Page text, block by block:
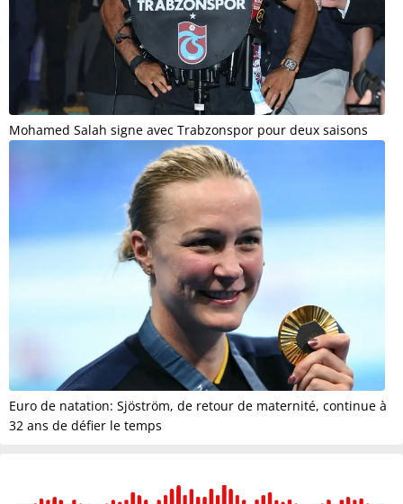
Mohamed Salah signe avec Trabzonspor pour deux saisons
Euro de natation: Sjöström, de retour de maternité, continue à
32 ans de défier le temps